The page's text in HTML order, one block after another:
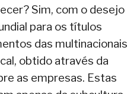
Sim, com o desejo
para os títulos
das multinacionais
obtido através da
as empresas. Estas